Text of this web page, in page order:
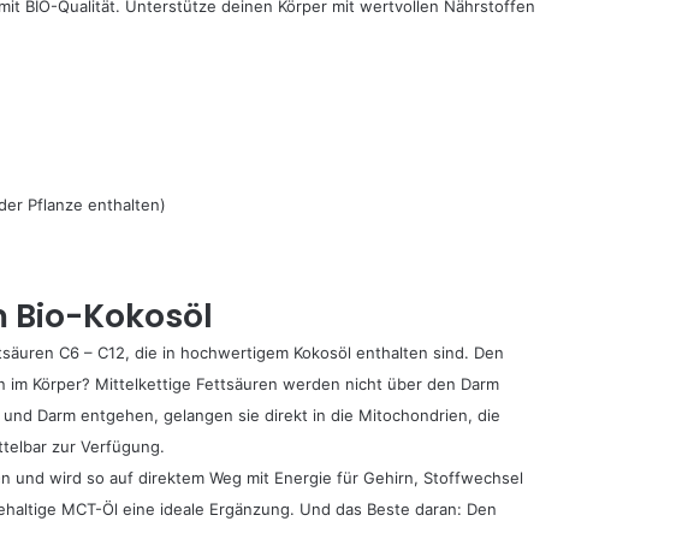
BIO-Qualität. Unterstütze deinen Körper mit wertvollen Nährstoffen
Pflanze enthalten)
Bio-Kokosöl
C6 – C12, die in hochwertigem Kokosöl enthalten sind. Den
Körper? Mittelkettige Fettsäuren werden nicht über den Darm
Darm entgehen, gelangen sie direkt in die Mitochondrien, die
zur Verfügung.
und wird so auf direktem Weg mit Energie für Gehirn, Stoffwechsel
MCT-Öl eine ideale Ergänzung. Und das Beste daran: Den